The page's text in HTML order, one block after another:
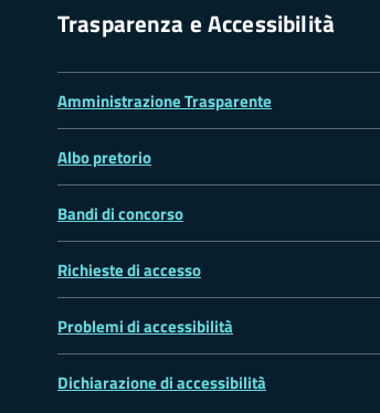
Trasparenza e Accessibilità
Amministrazione Trasparente
Albo pretorio
Bandi di concorso
Richieste di accesso
Problemi di accessibilità
Dichiarazione di accessibilità